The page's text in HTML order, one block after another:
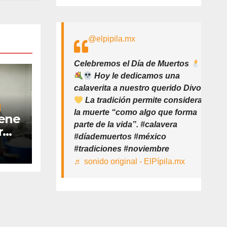
@elpipila.mx
Celebremos el Día de Muertos
Hoy le dedicamos una
calaverita a nuestro querido Divo
La tradición permite considerar
la muerte “como algo que forma
parte de la vida”. #calavera
#díademuertos #méxico
#tradiciones #noviembre
♬ sonido original - ElPípila.mx